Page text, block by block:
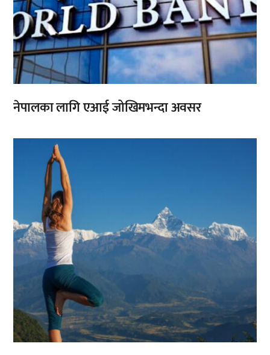
नेपालका लागि एआई जोखिमभन्दा अवसर